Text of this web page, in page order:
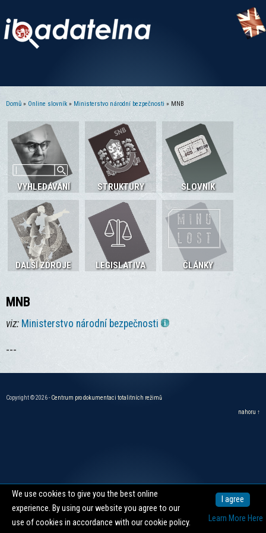
Domů » Online slovník » Ministerstvo národní bezpečnosti » MNB
VYHLEDÁVÁNÍ STRUKTURY SLOVNÍK
DALŠÍ ZDROJE LEGISLATIVA ČLÁNKY
MNB
viz: Ministerstvo národní bezpečnosti
---
Copyright © 2026 -Centrum pro dokumentaci totalitních režimů
nahoru ↑
We use cookies to give you the best online
experience. By using our website you agree to our
use of cookies in accordance with our cookie policy.
I agree
Learn More Here